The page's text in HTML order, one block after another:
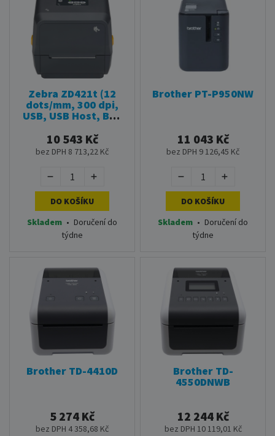
Zebra ZD421t (12
dots/mm, 300 dpi,
USB, USB Host, BT ,
10 543 Kč
bez DPH 8 713,22 Kč
DO KOŠÍKU
Skladem • Doručení do
týdne
Brother PT-P950NW
11 043 Kč
bez DPH 9 126,45 Kč
DO KOŠÍKU
Skladem • Doručení do
týdne
Brother TD-4410D
5 274 Kč
bez DPH 4 358,68 Kč
Brother TD-
4550DNWB
12 244 Kč
bez DPH 10 119,01 Kč